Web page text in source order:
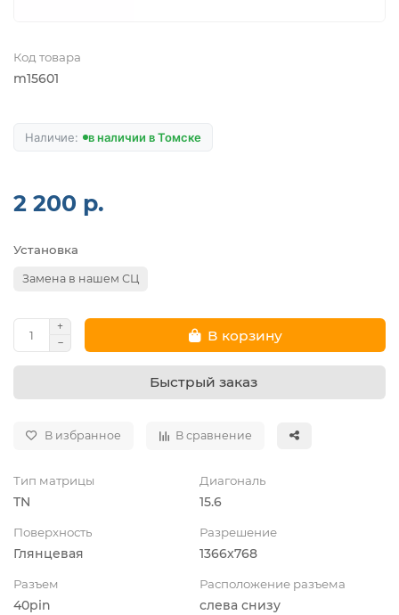
Код товара
m15601
в наличии в Томске
2 200 р.
Установка
Замена в нашем СЦ
В корзину
Быстрый заказ
В избранное В сравнение
Тип матрицы
TN
Диагональ
15.6
Поверхность
Глянцевая
Разрешение
1366x768
Разъем
40pin
Расположение разъема
слева снизу